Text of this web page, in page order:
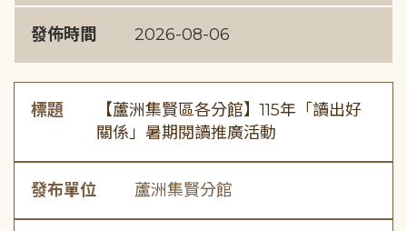
發佈時間 2026-08-06
標題
【蘆洲集賢區各分館】115年「讀出好
關係」暑期閱讀推廣活動
發布單位 蘆洲集賢分館